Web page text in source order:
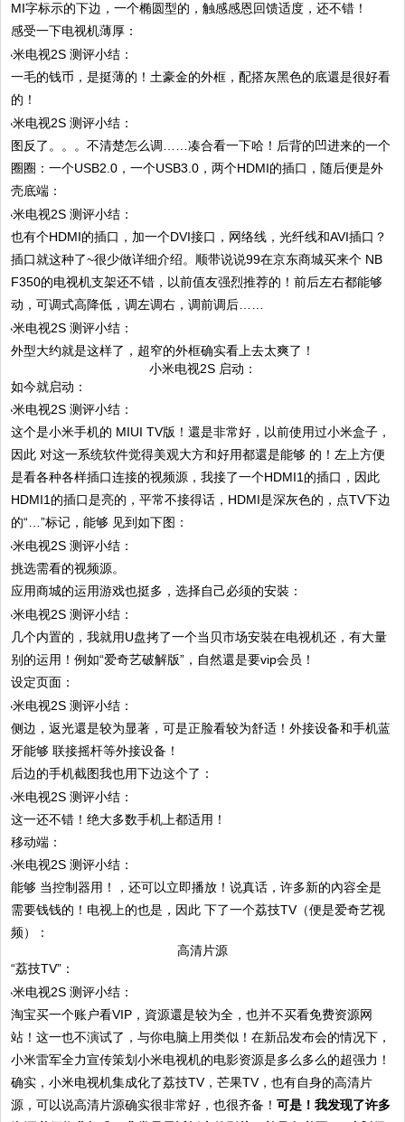
MI字标示的下边，一个椭圆型的，触感感恩回馈适度，还不错！
感受一下电视机薄厚：
一毛的钱币，是挺薄的！土豪金的外框，配搭灰黑色的底還是很好看
的！
图反了。。。不清楚怎么调……凑合看一下哈！后背的凹进来的一个
圈圈：一个USB2.0，一个USB3.0，两个HDMI的插口，随后便是外
壳底端：
也有个HDMI的插口，加一个DVI接口，网络线，光纤线和AVI插口？
插口就这种了~很少做详细介绍。顺带说说99在京东商城买来个 NB
F350的电视机支架还不错，以前值友强烈推荐的！前后左右都能够
动，可调式高降低，调左调右，调前调后……
外型大约就是这样了，超窄的外框确实看上去太爽了！
小米电视2S 启动：
如今就启动：
这个是小米手机的 MIUI TV版！還是非常好，以前使用过小米盒子，
因此 对这一系统软件觉得美观大方和好用都還是能够 的！左上方便
是看各种各样插口连接的视频源，我接了一个HDMI1的插口，因此
HDMI1的插口是亮的，平常不接得话，HDMI是深灰色的，点TV下边
的“…”标记，能够 见到如下图：
挑选需看的视频源。
应用商城的运用游戏也挺多，选择自己必须的安裝：
几个内置的，我就用U盘拷了一个当贝市场安裝在电视机还，有大量
别的运用！例如“爱奇艺破解版”，自然還是要vip会员！
设定页面：
侧边，返光還是较为显著，可是正脸看较为舒适！外接设备和手机蓝
牙能够 联接摇杆等外接设备！
后边的手机截图我也用下边这个了：
这一还不错！绝大多数手机上都适用！
移动端：
能够 当控制器用！，还可以立即播放！说真话，许多新的內容全是
需要钱钱的！电视上的也是，因此 下了一个荔技TV（便是爱奇艺视
频）：
高清片源
“荔技TV”：
淘宝买一个账户看VIP，資源還是较为全，也并不买看免费资源网
站！这一也不演试了，与你电脑上用类似！在新品发布会的情况下，
小米雷军全力宣传策划小米电视机的电影资源是多么多么的超强力！
确实，小米电视机集成化了荔技TV，芒果TV，也有自身的高清片
源，可以说高清片源确实很非常好，也很齐备！可是！我发现了许多